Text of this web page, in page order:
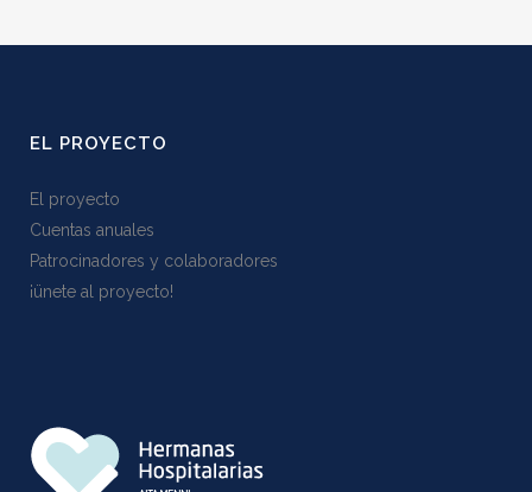
EL PROYECTO
El proyecto
Cuentas anuales
Patrocinadores y colaboradores
¡ünete al proyecto!